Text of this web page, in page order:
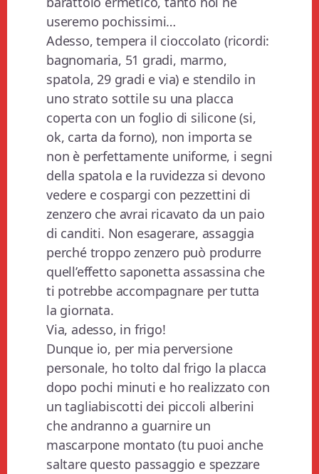
useremo pochissimi…
Adesso, tempera il cioccolato (ricordi:
bagnomaria, 51 gradi, marmo,
spatola, 29 gradi e via) e stendilo in
uno strato sottile su una placca
coperta con un foglio di silicone (si,
ok, carta da forno), non importa se
non è perfettamente uniforme, i segni
della spatola e la ruvidezza si devono
vedere e cospargi con pezzettini di
zenzero che avrai ricavato da un paio
di canditi. Non esagerare, assaggia
perché troppo zenzero può produrre
quell’effetto saponetta assassina che
ti potrebbe accompagnare per tutta
la giornata.
Via, adesso, in frigo!
Dunque io, per mia perversione
personale, ho tolto dal frigo la placca
dopo pochi minuti e ho realizzato con
un tagliabiscotti dei piccoli alberini
che andranno a guarnire un
mascarpone montato (tu puoi anche
saltare questo passaggio e spezzare